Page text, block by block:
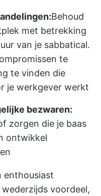
Behoud
met betrekking
van je sabbatical.
te
te vinden die
je werkgever werkt
bezwaren:
zorgen die je baas
ontwikkel
enthousiast
voordeel,